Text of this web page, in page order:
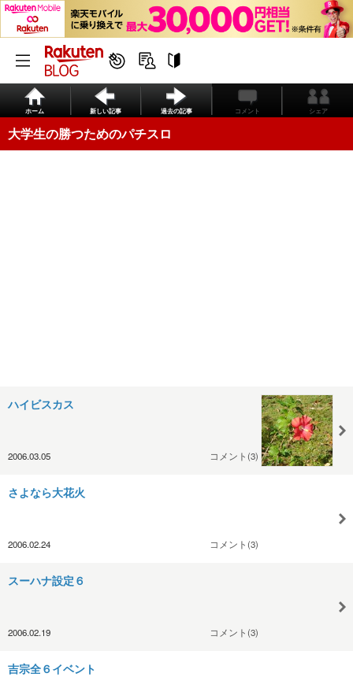
ホーム 新しい記事 過去の記事 コメント シェア
大学生の勝つためのパチスロ
ハイビスカス
2006.03.05 コメント(3)
さよなら大花火
2006.02.24 コメント(3)
スーハナ設定６
2006.02.19 コメント(3)
吉宗全６イベント